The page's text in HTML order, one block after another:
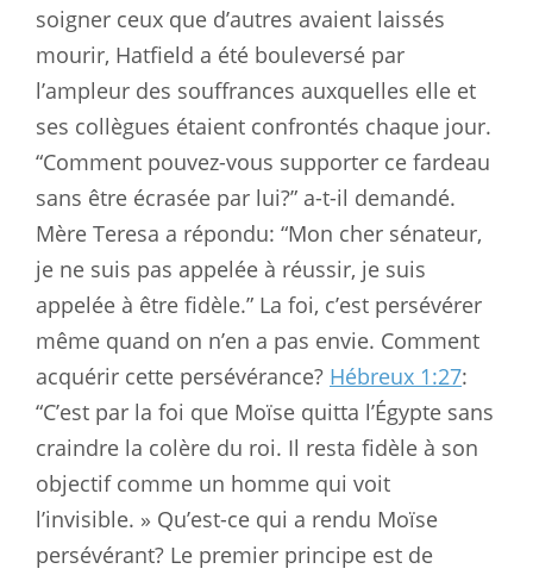
soigner ceux que d’autres avaient laissés
mourir, Hatfield a été bouleversé par
l’ampleur des souffrances auxquelles elle et
ses collègues étaient confrontés chaque jour.
“Comment pouvez-vous supporter ce fardeau
sans être écrasée par lui?” a-t-il demandé.
Mère Teresa a répondu: “Mon cher sénateur,
je ne suis pas appelée à réussir, je suis
appelée à être fidèle.” La foi, c’est persévérer
même quand on n’en a pas envie. Comment
acquérir cette persévérance? Hébreux 1:27:
“C’est par la foi que Moïse quitta l’Égypte sans
craindre la colère du roi. Il resta fidèle à son
objectif comme un homme qui voit
l’invisible. » Qu’est-ce qui a rendu Moïse
persévérant? Le premier principe est de